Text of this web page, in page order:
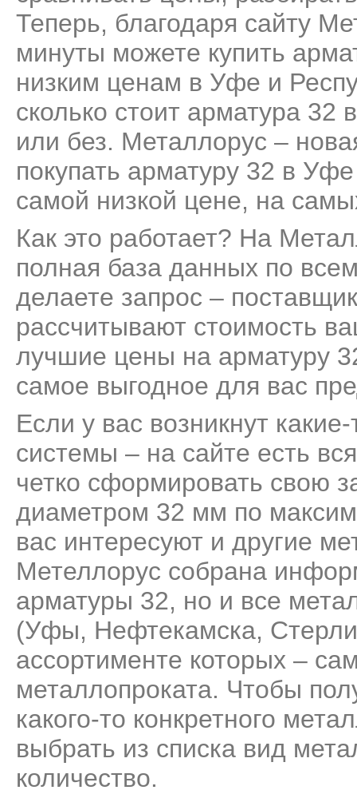
Теперь, благодаря сайту
минуты можете купить
низким ценам в Уфе и
сколько стоит арматура 32
или без. Металлорус –
покупать арматуру 32 в
самой низкой цене, на
Как это работает? На
полная база данных по
делаете запрос –
рассчитывают стоимость
лучшие цены на арматуру
самое выгодное для вас
Если у вас возникнут
системы – на сайте есть
четко сформировать свою
диаметром 32 мм по
вас интересуют и другие
Метеллорус собрана
арматуры 32, но и все
(Уфы, Нефтекамска,
ассортименте которых –
металлопроката. Чтобы
какого-то конкретного
выбрать из списка вид
количество.